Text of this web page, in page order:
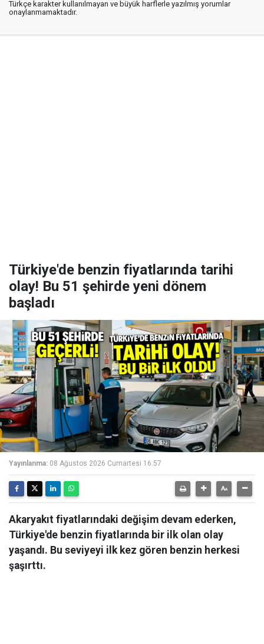
Türkçe karakter kullanılmayan ve büyük harflerle yazılmış yorumlar
onaylanmamaktadır.
Türkiye'de benzin fiyatlarında tarihi
olay! Bu 51 şehirde yeni dönem
başladı
Yayınlanma: 08 Ağustos 2026 Cumartesi 16:57
Akaryakıt fiyatlarındaki değişim devam ederken,
Türkiye'de benzin fiyatlarında bir ilk olan olay
yaşandı. Bu seviyeyi ilk kez gören benzin herkesi
şaşırttı.